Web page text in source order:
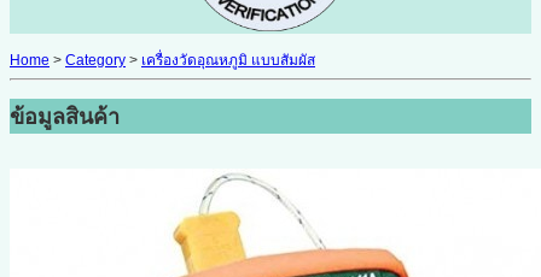
Home > Category > เครื่องวัดอุณหภูมิ แบบสัมผัส
ข้อมูลสินค้า